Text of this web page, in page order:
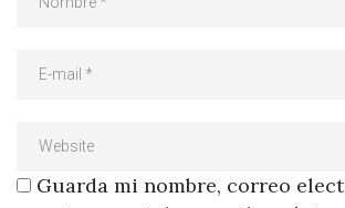
Guarda mi nombre, correo